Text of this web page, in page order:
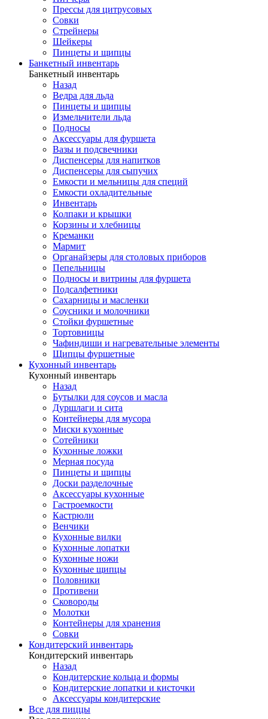
Прессы для цитрусовых
Совки
Стрейнеры
Шейкеры
Пинцеты и щипцы
Банкетный инвентарь
Банкетный инвентарь
Назад
Ведра для льда
Пинцеты и щипцы
Измельчители льда
Подносы
Аксессуары для фуршета
Вазы и подсвечники
Диспенсеры для напитков
Диспенсеры для сыпучих
Емкости и мельницы для специй
Емкости охладительные
Инвентарь
Колпаки и крышки
Корзины и хлебницы
Креманки
Мармит
Органайзеры для столовых приборов
Пепельницы
Подносы и витрины для фуршета
Подсалфетники
Сахарницы и масленки
Соусники и молочники
Стойки фуршетные
Тортовницы
Чафиндиши и нагревательные элементы
Щипцы фуршетные
Кухонный инвентарь
Кухонный инвентарь
Назад
Бутылки для соусов и масла
Дуршлаги и сита
Контейнеры для мусора
Миски кухонные
Сотейники
Кухонные ложки
Мерная посуда
Пинцеты и щипцы
Доски разделочные
Аксессуары кухонные
Гастроемкости
Кастрюли
Венчики
Кухонные вилки
Кухонные лопатки
Кухонные ножи
Кухонные щипцы
Половники
Противени
Сковороды
Молотки
Контейнеры для хранения
Совки
Кондитерский инвентарь
Кондитерский инвентарь
Назад
Кондитерские кольца и формы
Кондитерские лопатки и кисточки
Аксессуары кондитерские
Все для пиццы